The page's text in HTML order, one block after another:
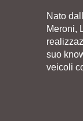
Nato
Meroni,
suo
veicoli